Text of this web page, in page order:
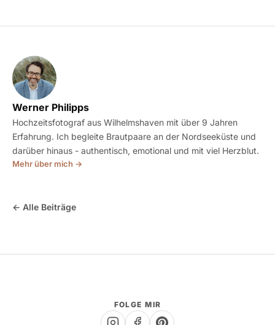
Werner Philipps
Hochzeitsfotograf aus Wilhelmshaven mit über 9 Jahren
Erfahrung. Ich begleite Brautpaare an der Nordseeküste und
darüber hinaus - authentisch, emotional und mit viel Herzblut.
Mehr über mich →
← Alle Beiträge
FOLGE MIR